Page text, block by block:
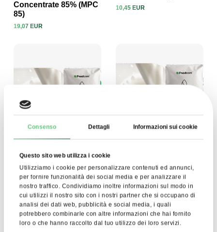
Consenso Dettagli Informazioni sui cookie
Questo sito web utilizza i cookie
Utilizziamo i cookie per personalizzare contenuti ed annunci,
per fornire funzionalità dei social media e per analizzare il
nostro traffico. Condividiamo inoltre informazioni sul modo in
cui utilizzi il nostro sito con i nostri partner che si occupano di
analisi dei dati web, pubblicità e social media, i quali
potrebbero combinarle con altre informazioni che hai fornito
loro o che hanno raccolto dal tuo utilizzo dei loro servizi.
Concentrate 85% (MPC
85)
19,07 EUR
10,45 EUR
Visualizza prodotto
Latte in polvere intero
26% (FCMP)
4,31 EUR Visualizza prodotto
Polvere di Siero di Latte
Dolce (SWP)
2,31 EUR